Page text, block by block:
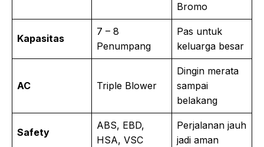
Bromo
Kapasitas
7 – 8
Penumpang
Pas untuk
keluarga besar
AC Triple Blower
Dingin merata
sampai
belakang
Safety
ABS, EBD,
HSA, VSC
Perjalanan jauh
jadi aman